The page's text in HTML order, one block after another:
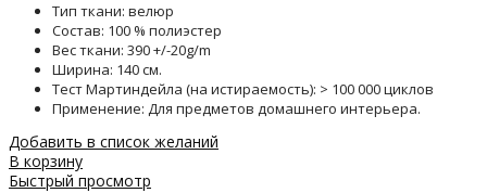
Тип ткани: велюр
Состав: 100 % полиэстер
Вес ткани: 390 +/-20g/m
Ширина: 140 см.
Тест Мартиндейла (на истираемость): > 100 000 циклов
Применение: Для предметов домашнего интерьера.
Добавить в список желаний
В корзину
Быстрый просмотр